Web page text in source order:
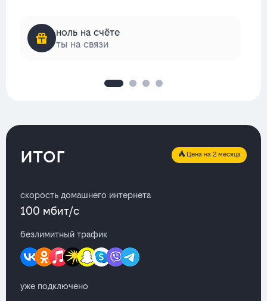
ноль на счёте
ты на связи
итог Цена на 2 месяца
скорость домашнего интернета
100 мбит/с
безлимитный трафик
уже подключено